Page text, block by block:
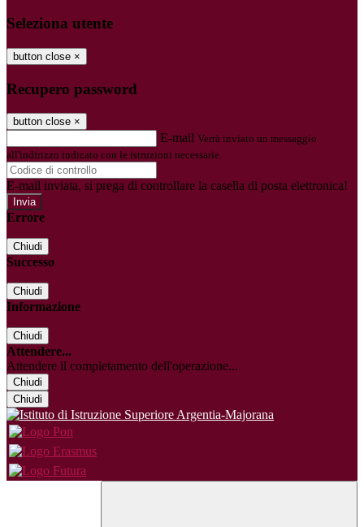
Seleziona utente
button close ×
Recupero password
button close ×
E-mail Verrà inviato un messaggio
all'indirizzo indicato con le istruzioni necessarie.
E-mail inviata, si prega di controllare la casella di posta elettronica!
Errore
Chiudi
Successo
Chiudi
Informazione
Chiudi
Attendere...
Attendere il completamento dell'operazione...
Chiudi
Chiudi